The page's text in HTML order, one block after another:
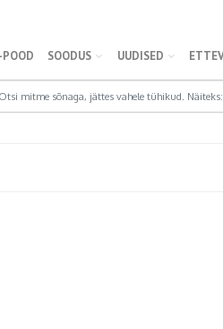
POOD SOODUS UUDISED